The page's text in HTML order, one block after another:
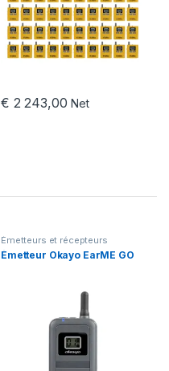
€ 2 243,00 Net
Émetteurs et récepteurs
Émetteur Okayo EarME GO